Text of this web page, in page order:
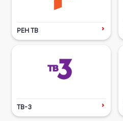
РЕН ТВ
ТВ-3